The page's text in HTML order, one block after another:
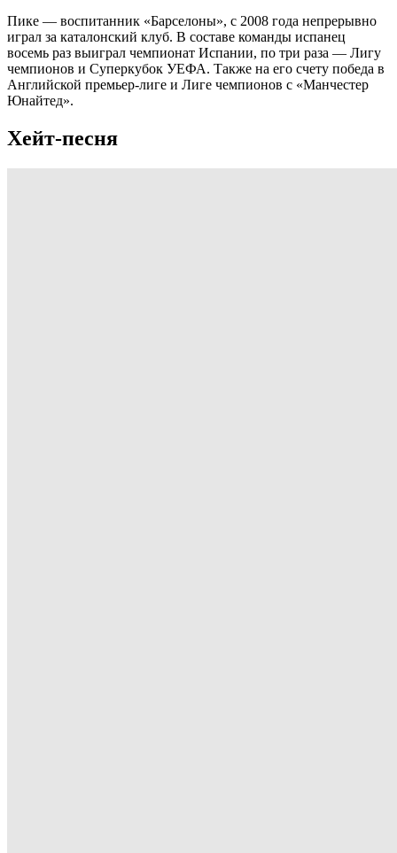
Пике — воспитанник «Барселоны», с 2008 года непрерывно
играл за каталонский клуб. В составе команды испанец
восемь раз выиграл чемпионат Испании, по три раза — Лигу
чемпионов и Суперкубок УЕФА. Также на его счету победа в
Английской премьер-лиге и Лиге чемпионов с «Манчестер
Юнайтед».
Хейт-песня